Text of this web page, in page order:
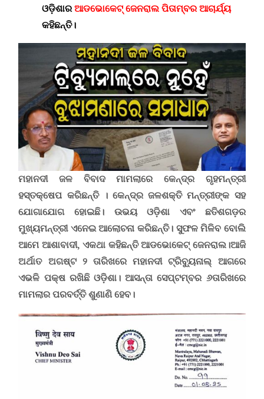
ଓଡ଼ିଶାରଆଡଭୋକେଟ୍ ଜେନରାଲ ପିତାମ୍ବର ଆଚାର୍ଯ୍ୟ
କହିଛନ୍ତି।
ମହାନଦୀ ଜଳ ବିବାଦ ମାମଲାରେ କେନ୍ଦ୍ର ଗୃହମନ୍ତ୍ରୀ
ହସ୍ତକ୍ଷେପ କରିଛନ୍ତି। କେନ୍ଦ୍ର ଜଳଶକ୍ତି ମନ୍ତ୍ରୀଙ୍କ ସହ
ଯୋଗାଯୋଗ ହୋଇଛି। ଉଭୟ ଓଡ଼ିଶା ଏବଂ ଛତିଶଗଡ଼ର
ମୁଖ୍ୟମନ୍ତ୍ରୀ ଏନେଇ ଆଲୋଚନା କରିଛନ୍ତି। ସୁଫଳ ମିଳିବ ବୋଲି
ଆମେ ଆଶାବାଦୀ, ଏକଥା କହିଛନ୍ତି ଆଡଭୋକେଟ୍ ଜେନରାଲ।ଆଜି
ଅର୍ଥାତ ଅଗଷ୍ଟ ୨ ତାରିଖରେ ମହାନଦୀ ଟ୍ରିବ୍ୟୁନାଲ୍ ଆଗରେ
ଏଭଳି ପକ୍ଷ ରଖିଛି ଓଡ଼ିଶା। ଆସନ୍ତା ସେପ୍ଟମ୍ବର ୬ତାରିଖରେ
ମାମଲାର ପରବର୍ତ୍ତି ଶୁଣାଣି ହେବ।